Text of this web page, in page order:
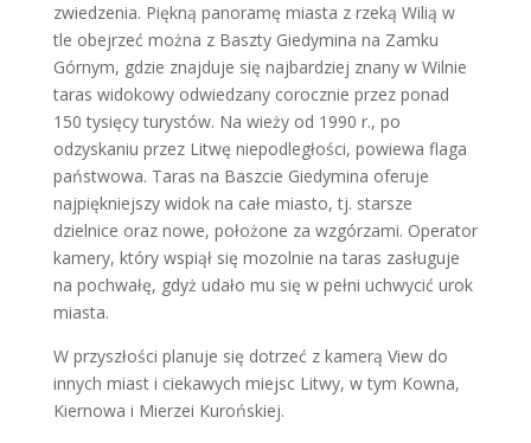
zwiedzenia. Piękną panoramę miasta z rzeką Wilią w
tle obejrzeć można z Baszty Giedymina na Zamku
Górnym, gdzie znajduje się najbardziej znany w Wilnie
taras widokowy odwiedzany corocznie przez ponad
150 tysięcy turystów. Na wieży od 1990 r., po
odzyskaniu przez Litwę niepodległości, powiewa flaga
państwowa. Taras na Baszcie Giedymina oferuje
najpiękniejszy widok na całe miasto, tj. starsze
dzielnice oraz nowe, położone za wzgórzami. Operator
kamery, który wspiął się mozolnie na taras zasługuje
na pochwałę, gdyż udało mu się w pełni uchwycić urok
miasta.
W przyszłości planuje się dotrzeć z kamerą View do
innych miast i ciekawych miejsc Litwy, w tym Kowna,
Kiernowa i Mierzei Kurońskiej.